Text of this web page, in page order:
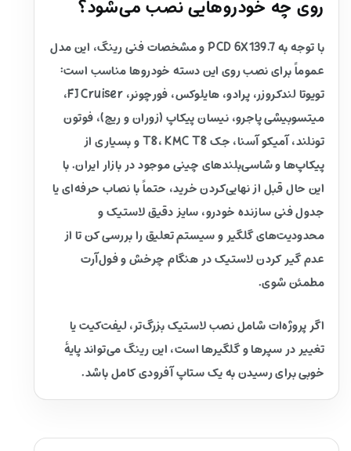
روی چه خودروهایی نصب می‌شود؟
با توجه به PCD 6X139.7 و مشخصات فنی رینگ، این مدل
عموماً برای نصب روی این دسته خودروها مناسب است:
تویوتا لندکروزر، پرادو، هایلوکس، فورچونر، FJ Cruiser،
میتسوبیشی پاجرو، نیسان پیکاپ (زوران و ریچ)، فوتون
تونلند، آمیکو آسنا، جک T8، KMC T8 و بسیاری از
پیکاپ‌ها و شاسی‌بلندهای چینی موجود در بازار ایران. با
این حال قبل از نهایی‌کردن خرید، حتماً با نصاب حرفه‌ای یا
جدول فنی سازنده خودرو، سایز دقیق لاستیک و
محدودیت‌های گلگیر و سیستم تعلیق را بررسی کن تا از
عدم گیر کردن لاستیک در هنگام چرخش و فول‌آرت
مطمئن شوی.
اگر پروژه‌ات شامل نصب لاستیک بزرگ‌تر، لیفت‌کیت یا
تغییر در سپرها و گلگیرها است، این رینگ می‌تواند پایهٔ
خوبی برای رسیدن به یک ستاپ آفرودی کامل باشد.